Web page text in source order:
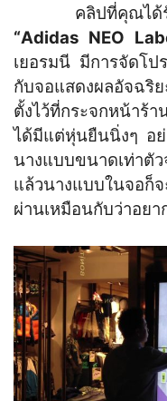
คลิปที่คุณได้รับ
“Adidas NEO
เยอรมนี มีการจัดโป
กับจอแสดงผลอัจฉริย
ตั้งไว้ที่กระจกหน้าร้
ได้มีแต่หุ่นยืนนิ่งๆ อย่
นางแบบขนาดเท่าตั
แล้วนางแบบในจอก็
ผ่านเหมือนกับว่าอยา